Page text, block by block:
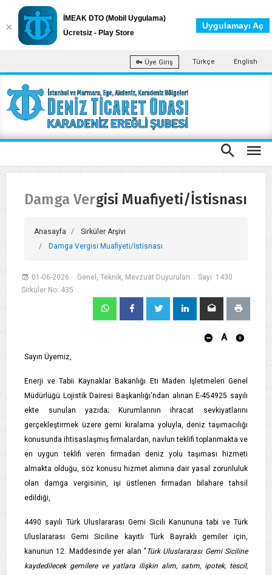
Üye Giriş Türkçe English
Damga Vergisi Muafiyeti/İstisnası
Anasayfa
Sirküler Arşivi
Damga Vergisi Muafiyeti/İstisnası
01-06-2026 Genel, Teknik, Mevzuat Duyuruları
Sayı: 1430
Sirküler No: 435
A
Sayın Üyemiz,
Enerji ve Tabii Kaynaklar Bakanlığı Eti Maden İşletmeleri Genel
Müdürlüğü Lojistik Dairesi Başkanlığı'ndan alınan E-454925 sayılı
ekte sunulan yazıda; Kurumlarının ihracat sevkiyatlarını
gerçekleştirmek üzere gemi kiralama yoluyla, deniz taşımacılığı
konusunda ihtisaslaşmış firmalardan, navlun teklifi toplanmakta ve
en uygun teklifi veren firmadan deniz yolu taşıması hizmeti
almakta olduğu, söz konusu hizmet alımına dair yasal zorunluluk
olan damga vergisinin, işi üstlenen firmadan bilahare tahsil
edildiği,
4490 sayılı Türk Uluslararası Gemi Sicili Kanununa tabi ve Türk
Uluslararası Gemi Siciline kayıtlı Türk Bayraklı gemiler için,
kanunun 12. Maddesinde yer alan " Türk Uluslararası Gemi Siciline
kaydedilecek gemilere ve yatlara ilişkin alım, satım, ipotek, tescil,
İMEAK DTO (Mobil Uygulama)
Ücretsiz - Play Store
Uygulamayı Aç